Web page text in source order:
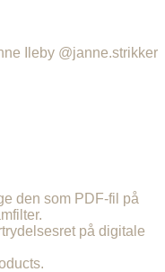
Ileby @janne.strikker
den som PDF-fil på
på digitale